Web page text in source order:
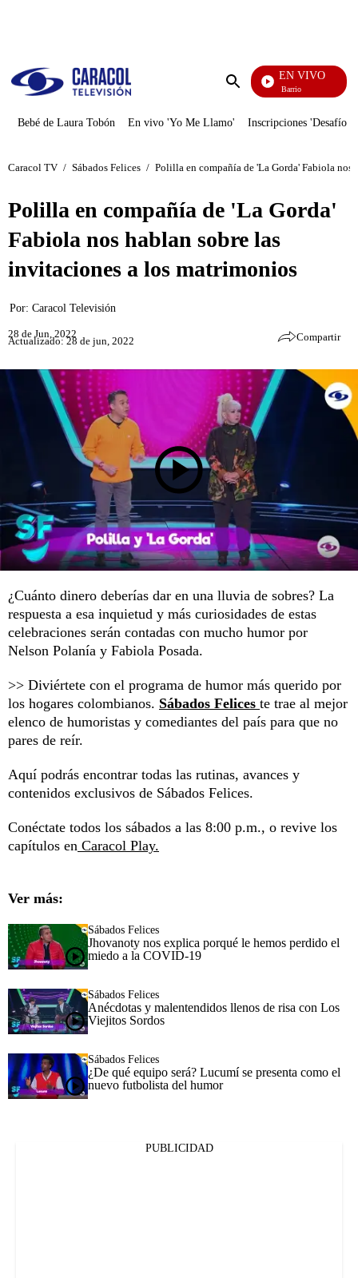
Enviar
EN VIVO
María La Del Barrio
Bebé de Laura Tobón En vivo 'Yo Me Llamo' Inscripciones 'Desafío'
Caracol TV / Sábados Felices / Polilla en compañía de 'La Gorda' Fabiola
Polilla en compañía de 'La Gorda'
Fabiola nos hablan sobre las
invitaciones a los matrimonios
Por: Caracol Televisión
28 de Jun, 2022
Actualizado: 28 de jun, 2022 Compartir
¿Cuánto dinero deberías dar en una lluvia de sobres? La
respuesta a esa inquietud y más curiosidades de estas
celebraciones serán contadas con mucho humor por
Nelson Polanía y Fabiola Posada.
>> Diviértete con el programa de humor más querido por
los hogares colombianos. Sábados Felices te trae al mejor
elenco de humoristas y comediantes del país para que no
pares de reír.
Aquí podrás encontrar todas las rutinas, avances y
contenidos exclusivos de Sábados Felices.
Conéctate todos los sábados a las 8:00 p.m., o revive los
capítulos en Caracol Play.
Ver más:
Sábados Felices
Jhovanoty nos explica porqué le hemos perdido el
miedo a la COVID-19
Sábados Felices
Anécdotas y malentendidos llenos de risa con Los
Viejitos Sordos
Sábados Felices
¿De qué equipo será? Lucumí se presenta como el
nuevo futbolista del humor
PUBLICIDAD